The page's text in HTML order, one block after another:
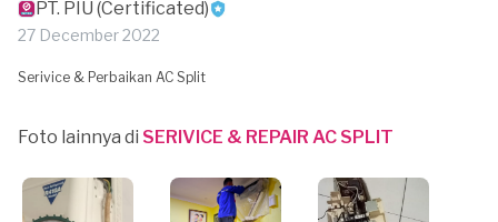
PT. PIU (Certificated)
27 December 2022
Serivice & Perbaikan AC Split
Foto lainnya di SERIVICE & REPAIR AC SPLIT